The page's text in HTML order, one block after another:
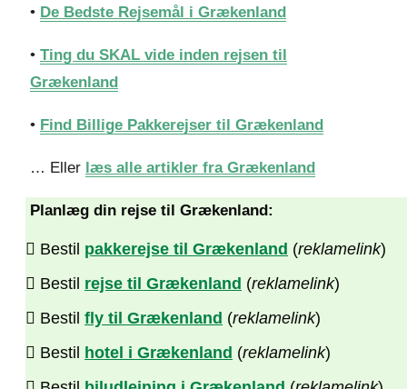
• De Bedste Rejsemål i Grækenland
• Ting du SKAL vide inden rejsen til
Grækenland
• Find Billige Pakkerejser til Grækenland
… Eller læs alle artikler fra Grækenland
Planlæg din rejse til Grækenland:
Bestil pakkerejse til Grækenland (reklamelink)
Bestil rejse til Grækenland (reklamelink)
Bestil fly til Grækenland (reklamelink)
Bestil
hotel i Grækenland (reklamelink)